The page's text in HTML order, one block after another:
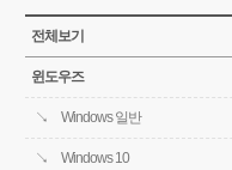
전체 보기
CATEGORY
전체보기
윈도우즈
Windows 일반
Windows 10